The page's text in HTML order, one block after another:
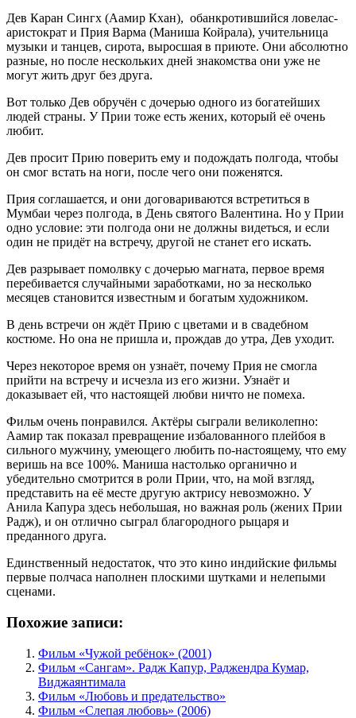
Дев Каран Сингх (Аамир Кхан), обанкротившийся ловелас-
аристократ и Прия Варма (Маниша Койрала), учительница
музыки и танцев, сирота, выросшая в приюте. Они абсолютно
разные, но после нескольких дней знакомства они уже не
могут жить друг без друга.
Вот только Дев обручён с дочерью одного из богатейших
людей страны. У Прии тоже есть жених, который её очень
любит.
Дев просит Прию поверить ему и подождать полгода, чтобы
он смог встать на ноги, после чего они поженятся.
Прия соглашается, и они договариваются встретиться в
Мумбаи через полгода, в День святого Валентина. Но у Прии
одно условие: эти полгода они не должны видеться, и если
один не придёт на встречу, другой не станет его искать.
Дев разрывает помолвку с дочерью магната, первое время
перебивается случайными заработками, но за несколько
месяцев становится известным и богатым художником.
В день встречи он ждёт Прию с цветами и в свадебном
костюме. Но она не пришла и, прождав до утра, Дев уходит.
Через некоторое время он узнаёт, почему Прия не смогла
прийти на встречу и исчезла из его жизни. Узнаёт и
доказывает ей, что настоящей любви ничто не помеха.
Фильм очень понравился. Актёры сыграли великолепно:
Аамир так показал превращение избалованного плейбоя в
сильного мужчину, умеющего любить по-настоящему, что ему
веришь на все 100%. Маниша настолько органично и
убедительно смотрится в роли Прии, что, на мой взгляд,
представить на её месте другую актрису невозможно. У
Анила Капура здесь небольшая, но важная роль (жених Прии
Радж), и он отлично сыграл благородного рыцаря и
преданного друга.
Единственный недостаток, что это кино индийские фильмы
первые полчаса наполнен плоскими шутками и нелепыми
сценами.
Похожие записи:
Фильм «Чужой ребёнок» (2001)
Фильм «Сангам». Радж Капур, Раджендра Кумар,
Виджаянтимала
Фильм «Любовь и предательство»
Фильм «Слепая любовь» (2006)